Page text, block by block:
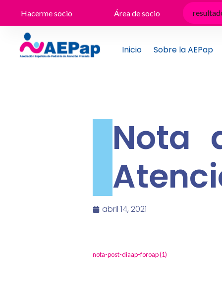
contenido
Hacerme socio Área de socio
Inicio Sobre la AEPap
Nota
abril 14, 2021
nota-post-diaap-foroap (1)